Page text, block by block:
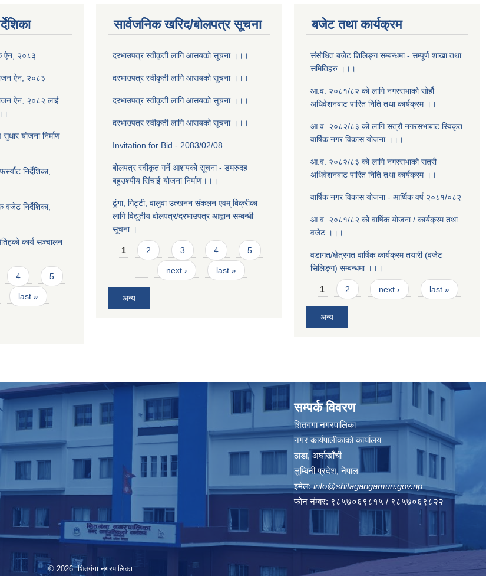
ऐन, २०८३
ऐन, २०८३
ऐन, २०८२ लाई
योजना निर्माण
निर्देशिका,
वजेट निर्देशिका,
कार्य सञ्चालन
4 5
last »
सार्वजनिक खरिद/बोलपत्र सूचना
दरभाउपत्र स्वीकृती लागि आसयको सूचना ।।।
दरभाउपत्र स्वीकृती लागि आसयको सूचना ।।।
दरभाउपत्र स्वीकृती लागि आसयको सूचना ।।।
दरभाउपत्र स्वीकृती लागि आसयको सूचना ।।।
Invitation for Bid - 2083/02/08
बोलपत्र स्वीकृत गर्ने आशयको सूचना - डमरुदह
बहुउश्यीय सिंचाई योजना निर्माण।।।
ढूंगा, गिट्टी, वालुवा उत्खनन संकलन एवम् बिक्रीका
लागि विद्युतीय बोलपत्र/दरभाउपत्र आह्वान सम्बन्धी
सूचना ।
Pages
1 2 3 4 5
next › last »
अन्य
बजेट तथा कार्यक्रम
संसोधित बजेट शिलिङ्ग सम्बन्धमा - सम्पूर्ण शाखा तथा
समितिहरु ।।।
आ.व. २०८१/८२ को लागि नगरसभाको सोर्हौ
अधिवेशनबाट पारित निति तथा कार्यक्रम ।।
आ.व. २०८२/८३ को लागि सत्रौ नगरसभाबाट स्विकृत
वार्षिक नगर विकास योजना ।।।
आ.व. २०८२/८३ को लागि नगरसभाको सत्रौ
अधिवेशनबाट पारित निति तथा कार्यक्रम ।।
वार्षिक नगर विकास योजना - आर्थिक वर्ष २०८१/०८२
आ.व. २०८१/८२ को वार्षिक योजना / कार्यक्रम तथा
वजेट ।।।
वडागत/क्षेत्रगत वार्षिक कार्यक्रम तयारी (वजेट
सिलिङ्ग) सम्बन्धमा ।।।
Pages
1 2 next › last »
अन्य
सम्पर्क विवरण
शितगंगा नगरपालिका
नगर कार्यपालीकाकाे कार्यालय
ठाडा, अर्घाखाँची
लुम्बिनी प्रदेश, नेपाल
इमेल:info@shitagangamun.gov.np
फोन नंम्बर: ९८५७०६९८१५ / ९८५७०६९८२२
© 2026 शितगंगा नगरपालिका